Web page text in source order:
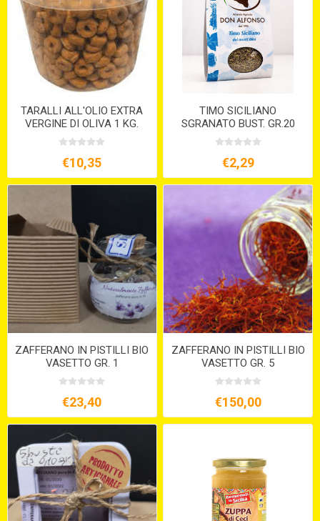
TARALLI ALL'OLIO EXTRA
VERGINE DI OLIVA 1 KG.
€10,35
TIMO SICILIANO
SGRANATO BUST. GR.20
€2,29
ZAFFERANO IN PISTILLI BIO
VASETTO GR. 1
€23,40
ZAFFERANO IN PISTILLI BIO
VASETTO GR. 5
€150,00